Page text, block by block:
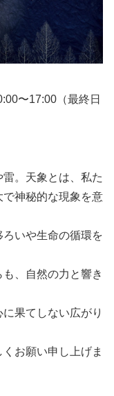
〜17:00（最終日
。天象とは、私た
神秘的な現象を意
いや生命の循環を
、自然の力と響き
果てしない広がり
お願い申し上げま